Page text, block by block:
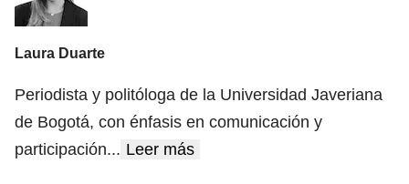
Laura Duarte
Periodista y politóloga de la Universidad Javeriana
de Bogotá, con énfasis en comunicación y
participación... Leer más